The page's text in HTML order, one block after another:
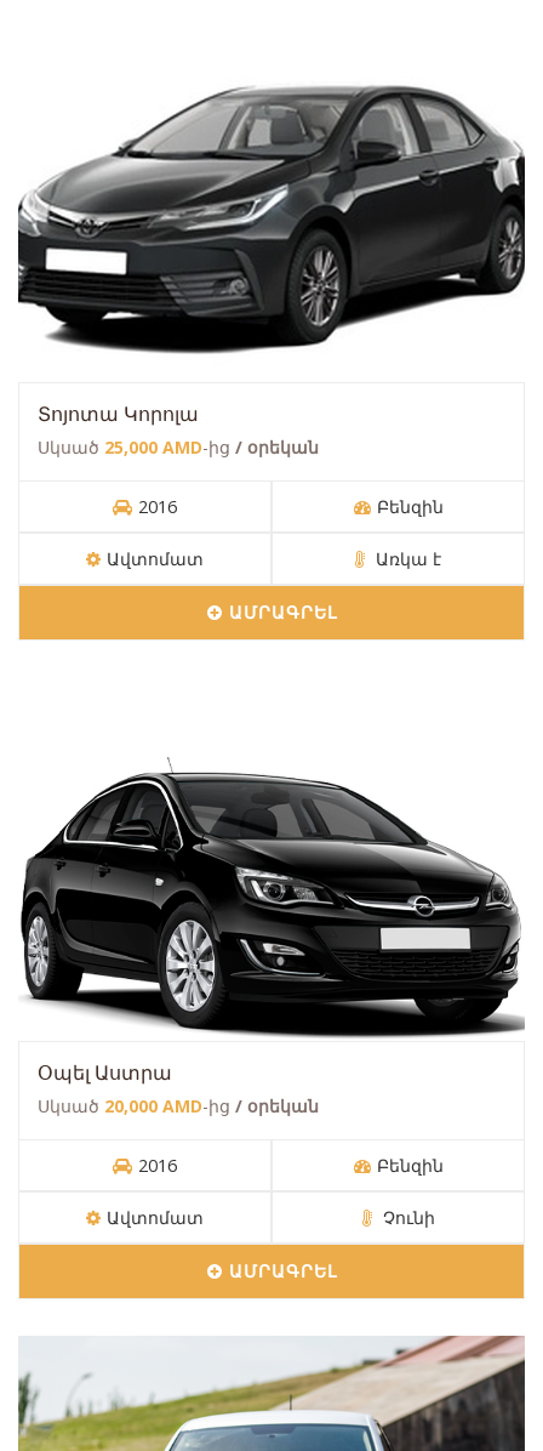
Տոյոտա Կորոլա
Սկսած 25,000 AMD-ից / օրեկան
2016 Բենզին
Ավտոմատ Առկա է
ԱՄՐԱԳՐԵԼ
Օպել Աստրա
Սկսած 20,000 AMD-ից / օրեկան
2016 Բենզին
Ավտոմատ Չունի
ԱՄՐԱԳՐԵԼ